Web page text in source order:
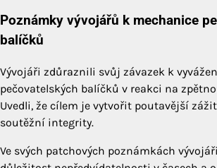
Poznámky vývojářů k mechanice
balíčků
Vývojáři zdůraznili svůj závazek k
pečovatelských balíčků v reakci na
Uvedli, že cílem je vytvořit poutavější
soutěžní integrity.
Ve svých patchových poznámkách